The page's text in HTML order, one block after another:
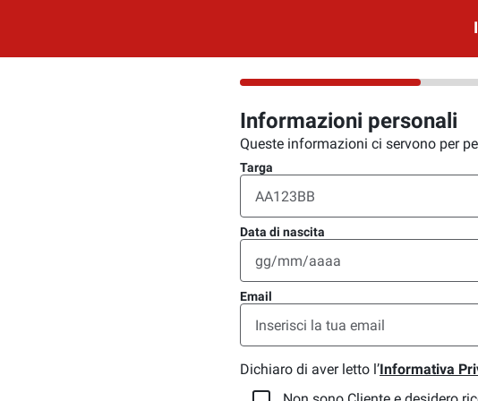
Informazioni personali
Queste informazioni ci servono per
Targa
Data di nascita
Email
Dichiaro di aver letto l’Informativa